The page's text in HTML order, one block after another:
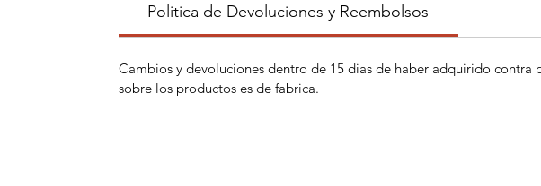
Politica de Devoluciones y Reembolsos
Cambios y devoluciones dentro de 15 dias de haber adquirido
sobre los productos es de fabrica.